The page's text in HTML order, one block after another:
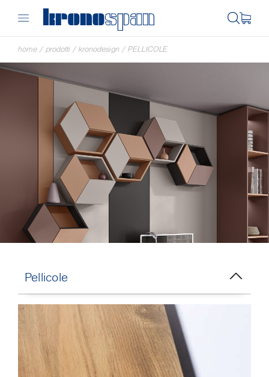
home / prodotti / kronodesign / PELLICOLE
Pellicole